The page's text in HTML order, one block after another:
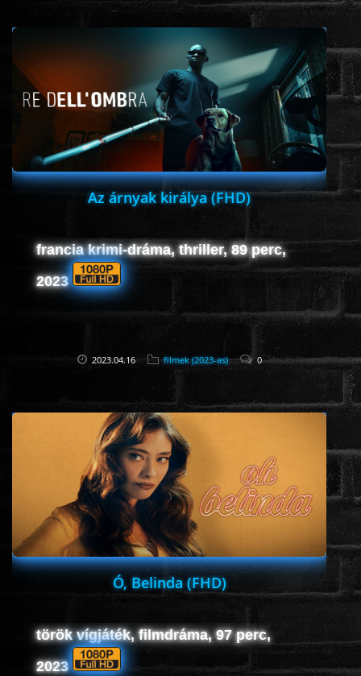
www.onlinefilmvilag2.eu,Copyright © 2017-2026 Az oldal nem tárol
semmilyen jogsértő tartalmat. Minden adat külső forrásból származik |
Frissítve: 2026.07.27 |Fel ↑
Az árnyak királya (FHD)
francia krimi-dráma, thriller, 89 perc,
2023
2023.04.16 filmek (2023-as) 0
Ó, Belinda (FHD)
török vígjáték, filmdráma, 97 perc,
2023